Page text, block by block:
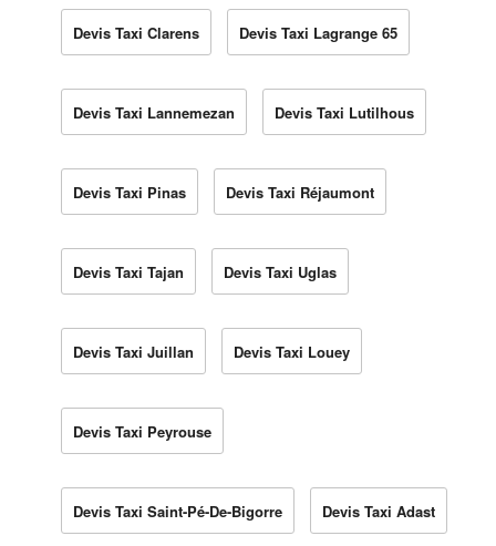
Devis Taxi Clarens Devis Taxi Lagrange 65
Devis Taxi Lannemezan Devis Taxi Lutilhous
Devis Taxi Pinas Devis Taxi Réjaumont
Devis Taxi Tajan Devis Taxi Uglas
Devis Taxi Juillan Devis Taxi Louey
Devis Taxi Peyrouse
Devis Taxi Saint-Pé-De-Bigorre Devis Taxi Adast